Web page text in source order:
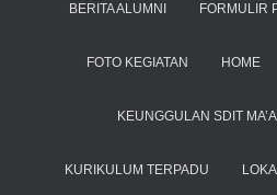
BERITA ALUMNI FORMULIR
FOTO KEGIATAN HOME
KEUNGGULAN SDIT
KURIKULUM TERPADU